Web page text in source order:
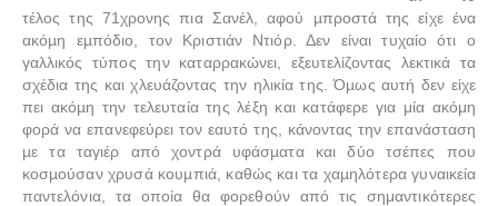
τέλος της 71χρονης πια Σανέλ, αφού µπροστά της είχε ένα
ακόµη εµπόδιο, τον Κριστιάν Ντιόρ. Δεν είναι τυχαίο ότι ο
γαλλικός τύπος την καταρρακώνει, εξευτελίζοντας λεκτικά τα
σχέδια της και χλευάζοντας την ηλικία της. Όµως αυτή δεν είχε
πει ακόµη την τελευταία της λέξη και κατάφερε για μία ακόμη
φορά να επανεφεύρει τον εαυτό της, κάνοντας την επανάσταση
µε τα ταγιέρ από χοντρά υφάσµατα και δύο τσέπες που
κοσµούσαν χρυσά κουµπιά, καθώς και τα χαµηλότερα γυναικεία
παντελόνια, τα οποία θα φορεθούν από τις σημαντικότερες